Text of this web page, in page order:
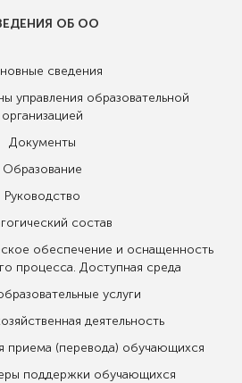
ОБ ОО
сведения
управления образовательной
организацией
Документы
Образование
Руководство
состав
обеспечение и оснащенность
процесса. Доступная среда
услуги
деятельность
приема (перевода) обучающихся
поддержки обучающихся